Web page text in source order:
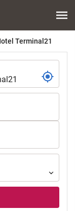
Terminal21